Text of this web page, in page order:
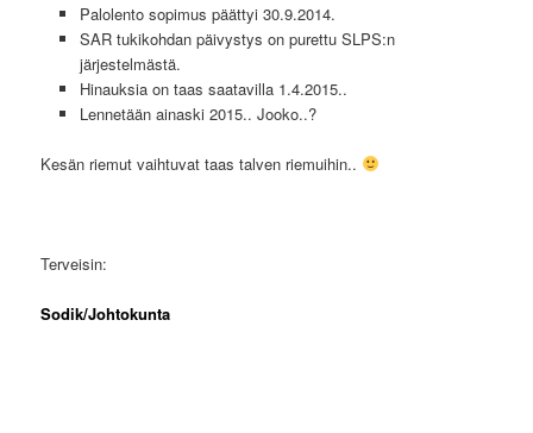
Palolento sopimus päättyi 30.9.2014.
SAR tukikohdan päivystys on purettu SLPS:n
järjestelmästä.
Hinauksia on taas saatavilla 1.4.2015..
Lennetään ainaski 2015.. Jooko..?
Kesän riemut vaihtuvat taas talven riemuihin..
Terveisin:
Sodik/Johtokunta